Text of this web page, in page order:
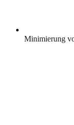
Minimierung